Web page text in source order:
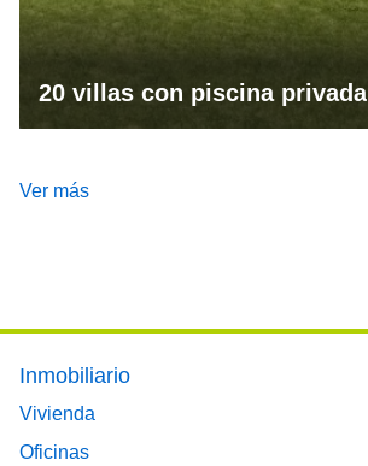
20 villas con piscina privada
Ver más
Footer main menu
Inmobiliario
Vivienda
Oficinas